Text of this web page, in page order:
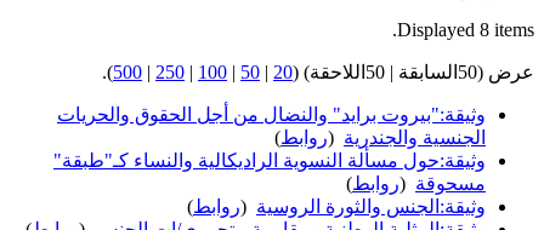
Displayed 8 items.
عرض (50السابقة | 50اللاحقة) ( 20
|
50
|
100
|
250
|
500
).
وثيقة:"بيروت برايد" والنضال من أجل الحقوق والحريات
الجنسية والجندرية (روابط)
وثيقة:حول مسألة النسوية الراديكالية والنساء كـ"طبقة"
مسحوقة (روابط)
وثيقة:الجنس والثورة الروسية (روابط)